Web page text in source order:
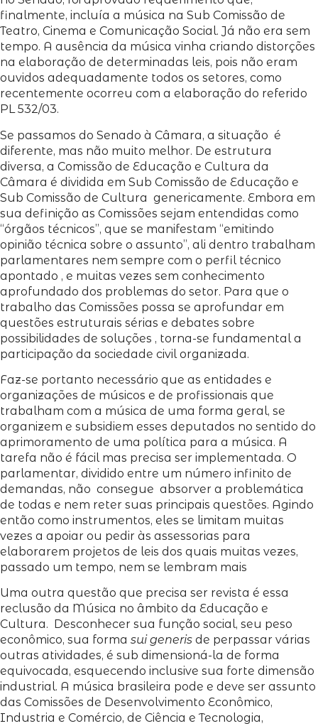
finalmente, incluía a música na Sub Comissão de
Teatro, Cinema e Comunicação Social. Já não era sem
tempo. A ausência da música vinha criando distorções
na elaboração de determinadas leis, pois não eram
ouvidos adequadamente todos os setores, como
recentemente ocorreu com a elaboração do referido
PL 532/03.
Se passamos do Senado à Câmara, a situação é
diferente, mas não muito melhor. De estrutura
diversa, a Comissão de Educação e Cultura da
Câmara é dividida em Sub Comissão de Educação e
Sub Comissão de Cultura genericamente. Embora em
sua definição as Comissões sejam entendidas como
“órgãos técnicos”, que se manifestam “emitindo
opinião técnica sobre o assunto”, ali dentro trabalham
parlamentares nem sempre com o perfil técnico
apontado , e muitas vezes sem conhecimento
aprofundado dos problemas do setor. Para que o
trabalho das Comissões possa se aprofundar em
questões estruturais sérias e debates sobre
possibilidades de soluções , torna-se fundamental a
participação da sociedade civil organizada.
Faz-se portanto necessário que as entidades e
organizações de músicos e de profissionais que
trabalham com a música de uma forma geral, se
organizem e subsidiem esses deputados no sentido do
aprimoramento de uma política para a música. A
tarefa não é fácil mas precisa ser implementada. O
parlamentar, dividido entre um número infinito de
demandas, não consegue absorver a problemática
de todas e nem reter suas principais questões. Agindo
então como instrumentos, eles se limitam muitas
vezes a apoiar ou pedir às assessorias para
elaborarem projetos de leis dos quais muitas vezes,
passado um tempo, nem se lembram mais
Uma outra questão que precisa ser revista é essa
reclusão da Música no âmbito da Educação e
Cultura. Desconhecer sua função social, seu peso
econômico, sua forma sui generis de perpassar várias
outras atividades, é sub dimensioná-la de forma
equivocada, esquecendo inclusive sua forte dimensão
industrial. A música brasileira pode e deve ser assunto
das Comissões de Desenvolvimento Econômico,
Industria e Comércio, de Ciência e Tecnologia,